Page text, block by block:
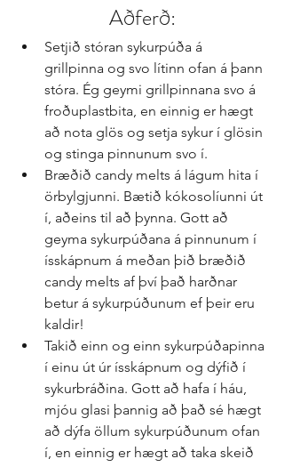
Aðferð:
Setjið stóran sykurpúða á
grillpinna og svo lítinn ofan á þann
stóra. Ég geymi grillpinnana svo á
froðuplastbita, en einnig er hægt
að nota glös og setja sykur í glösin
og stinga pinnunum svo í.
Bræðið candy melts á lágum hita í
örbylgjunni. Bætið kókosolíunni út
í, aðeins til að þynna. Gott að
geyma sykurpúðana á pinnunum í
ísskápnum á meðan þið bræðið
candy melts af því það harðnar
betur á sykurpúðunum ef þeir eru
kaldir!
Takið einn og einn sykurpúðapinna
í einu út úr ísskápnum og dýfið í
sykurbráðina. Gott að hafa í háu,
mjóu glasi þannig að það sé hægt
að dýfa öllum sykurpúðunum ofan
í, en einnig er hægt að taka skeið